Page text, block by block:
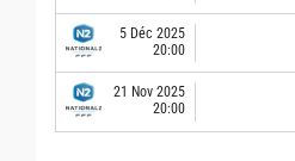
5 Déc 2025
20:00
21 Nov 2025
20:00